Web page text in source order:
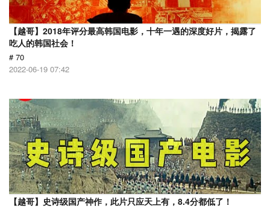
【越哥】2018年评分最高韩国电影，十年一遇的深度好片，揭露了
吃人的韩国社会！
# 70
2022-06-19 07:42
【越哥】史诗级国产神作，此片只应天上有，8.4分都低了！